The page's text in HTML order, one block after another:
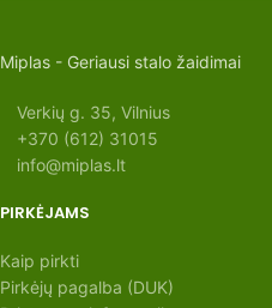
Miplas - Geriausi stalo žaidimai
Verkių g. 35, Vilnius
+370 (612) 31015
info@miplas.lt
PIRKĖJAMS
Kaip pirkti
Pirkėjų pagalba (DUK)